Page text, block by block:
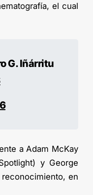
el cual
G. Iñárritu
a Adam McKay
y George
en